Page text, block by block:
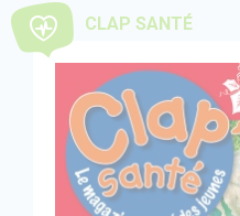
CLAP SANTÉ